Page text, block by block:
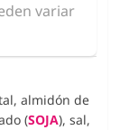
variar
almidón de
(SOJA), sal,